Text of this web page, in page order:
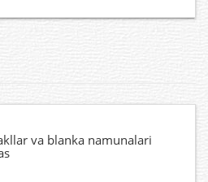
va blanka namunalari